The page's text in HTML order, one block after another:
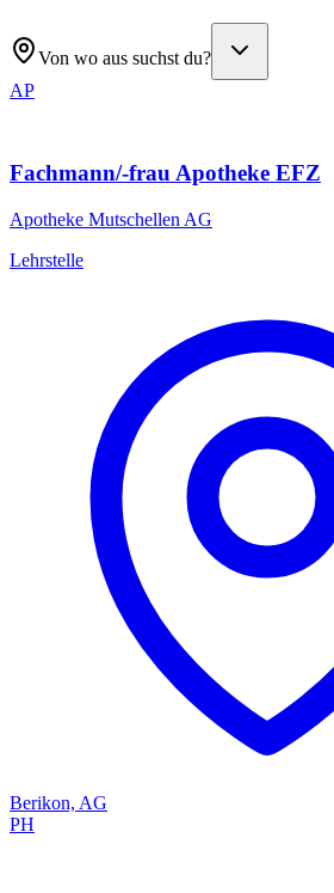
Von wo aus suchst du?
AP
Fachmann/-frau Apotheke EFZ
Apotheke Mutschellen AG
Lehrstelle
Berikon, AG
PH